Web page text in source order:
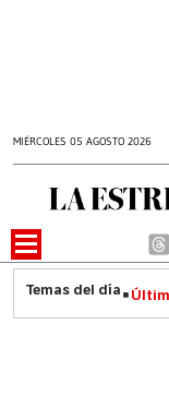
MIÉRCOLES 05 AGOSTO 2026